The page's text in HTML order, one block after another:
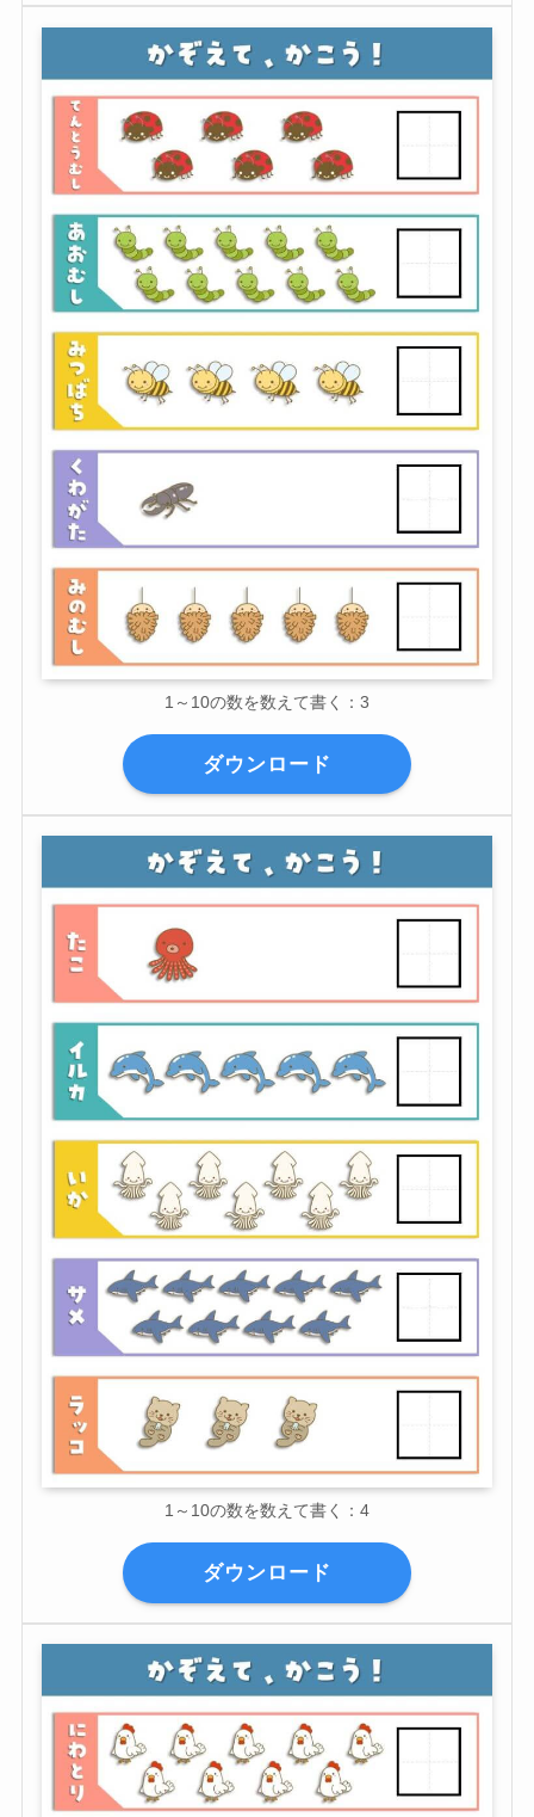
1～10の数を数えて書く：3
ダウンロード
1～10の数を数えて書く：4
ダウンロード